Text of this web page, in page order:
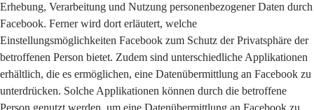
Erhebung, Verarbeitung und Nutzung personenbezogener Daten durch
Facebook. Ferner wird dort erläutert, welche
Einstellungsmöglichkeiten Facebook zum Schutz der Privatsphäre der
betroffenen Person bietet. Zudem sind unterschiedliche Applikationen
erhältlich, die es ermöglichen, eine Datenübermittlung an Facebook zu
unterdrücken. Solche Applikationen können durch die betroffene
Person genutzt werden, um eine Datenübermittlung an Facebook zu